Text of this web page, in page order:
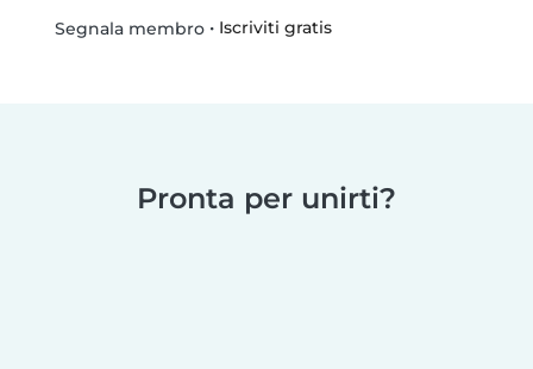
Segnala membro• Iscriviti gratis
Pronta per unirti?